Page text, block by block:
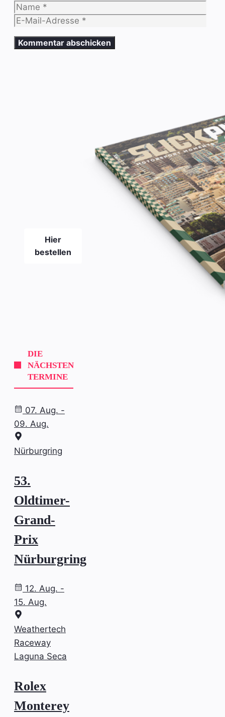
Name
E-
Adresse
Hier
bestellen
DIE
NÄCHSTEN
TERMINE
07. Aug. -
09. Aug.
Nürburgring
53.
Oldtimer-
Grand-
Prix
Nürburgring
12. Aug. -
15. Aug.
Weathertech
Raceway
Laguna Seca
Rolex
Monterey